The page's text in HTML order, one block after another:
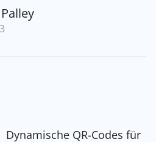
Dynamische QR-Codes für